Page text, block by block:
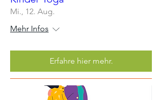
Mi., 12. Aug.
Mehr Infos
Erfahre hier mehr.